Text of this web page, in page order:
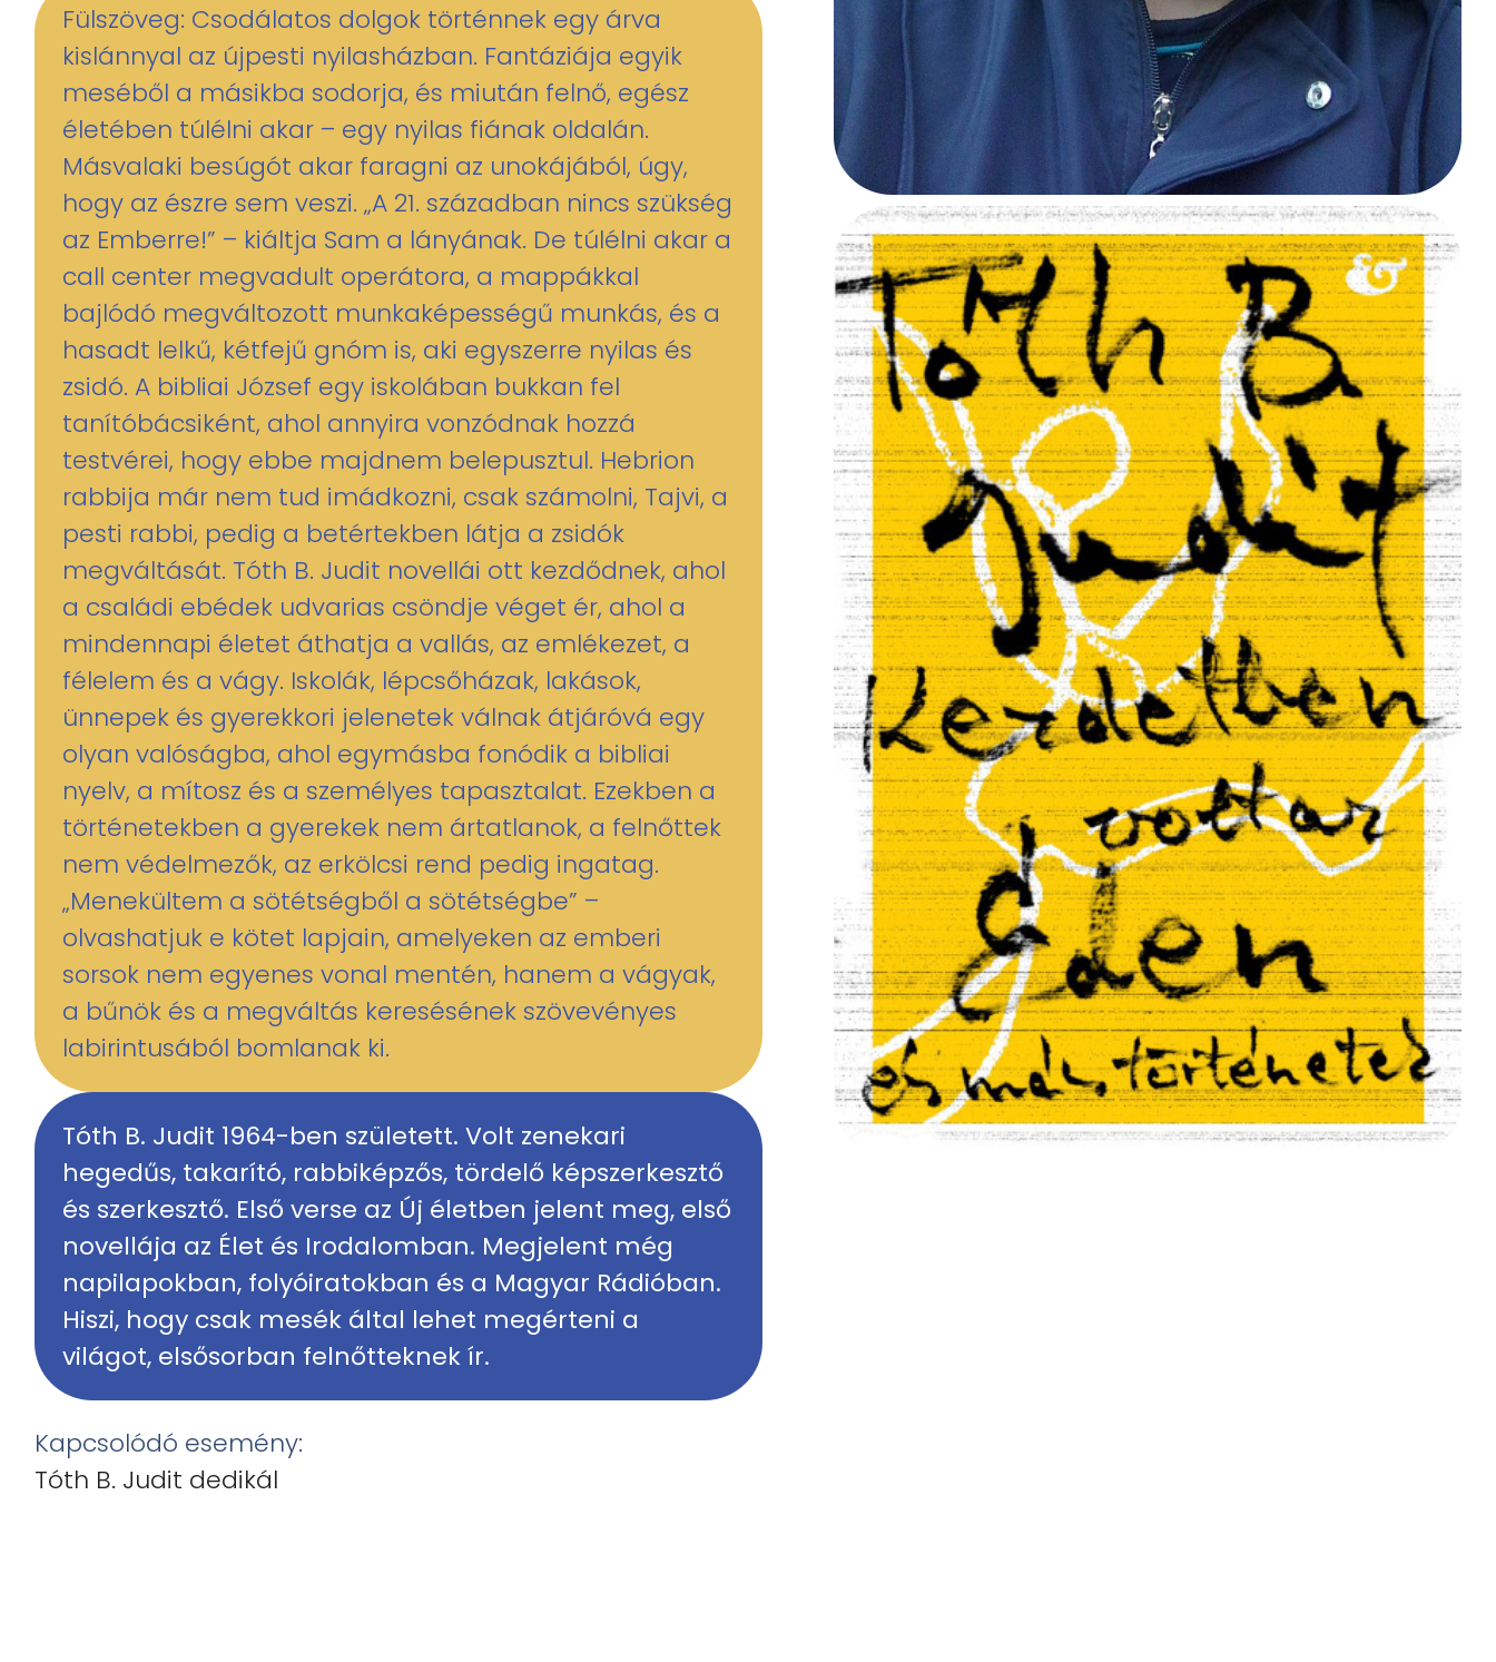
Fülszöveg: Csodálatos dolgok történnek egy árva
kislánnyal az újpesti nyilasházban. Fantáziája egyik
meséből a másikba sodorja, és miután felnő, egész
életében túlélni akar – egy nyilas fiának oldalán.
Másvalaki besúgót akar faragni az unokájából, úgy,
hogy az észre sem veszi. „A 21. században nincs szükség
az Emberre!” – kiáltja Sam a lányának. De túlélni akar a
call center megvadult operátora, a mappákkal
bajlódó megváltozott munkaképességű munkás, és a
hasadt lelkű, kétfejű gnóm is, aki egyszerre nyilas és
zsidó. A bibliai József egy iskolában bukkan fel
tanítóbácsiként, ahol annyira vonzódnak hozzá
testvérei, hogy ebbe majdnem belepusztul. Hebrion
rabbija már nem tud imádkozni, csak számolni, Tajvi, a
pesti rabbi, pedig a betértekben látja a zsidók
megváltását. Tóth B. Judit novellái ott kezdődnek, ahol
a családi ebédek udvarias csöndje véget ér, ahol a
mindennapi életet áthatja a vallás, az emlékezet, a
félelem és a vágy. Iskolák, lépcsőházak, lakások,
ünnepek és gyerekkori jelenetek válnak átjáróvá egy
olyan valóságba, ahol egymásba fonódik a bibliai
nyelv, a mítosz és a személyes tapasztalat. Ezekben a
történetekben a gyerekek nem ártatlanok, a felnőttek
nem védelmezők, az erkölcsi rend pedig ingatag.
„Menekültem a sötétségből a sötétségbe” –
olvashatjuk e kötet lapjain, amelyeken az emberi
sorsok nem egyenes vonal mentén, hanem a vágyak,
a bűnök és a megváltás keresésének szövevényes
labirintusából bomlanak ki.
Tóth B. Judit 1964-ben született. Volt zenekari
hegedűs, takarító, rabbiképzős, tördelő képszerkesztő
és szerkesztő. Első verse az Új életben jelent meg, első
novellája az Élet és Irodalomban. Megjelent még
napilapokban, folyóiratokban és a Magyar Rádióban.
Hiszi, hogy csak mesék által lehet megérteni a
világot, elsősorban felnőtteknek ír.
Kapcsolódó esemény:
Tóth B. Judit dedikál